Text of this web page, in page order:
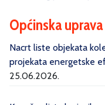
Općinska uprava
Nacrt liste objekata
projekata energetske
25.06.2026.